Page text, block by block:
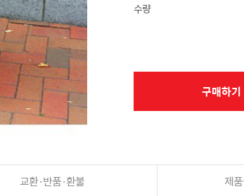
수량
구매하기
교환·반품·환불 제